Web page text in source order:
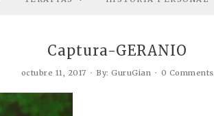
Captura-GERANIO
octubre 11, 2017 By: GuruGian 0 Comments